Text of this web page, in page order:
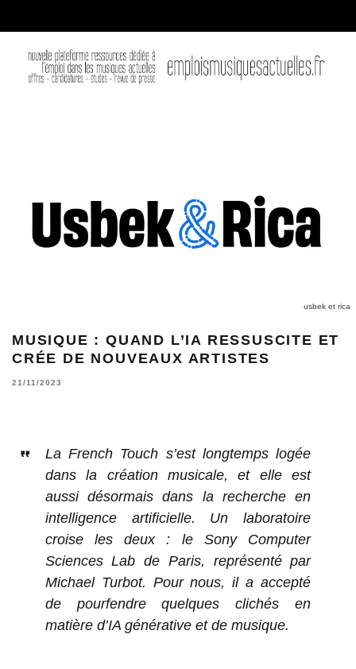
usbek et rica
MUSIQUE : QUAND L’IA RESSUSCITE ET
CRÉE DE NOUVEAUX ARTISTES
21/11/2023
La French Touch s’est longtemps logée
dans la création musicale, et elle est
aussi désormais dans la recherche en
intelligence artificielle. Un laboratoire
croise les deux : le Sony Computer
Sciences Lab de Paris, représenté par
Michael Turbot. Pour nous, il a accepté
de pourfendre quelques clichés en
matière d’IA générative et de musique.